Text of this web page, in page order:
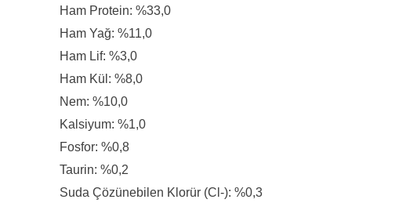
Ham Protein: %33,0
Ham Yağ: %11,0
Ham Lif: %3,0
Ham Kül: %8,0
Nem: %10,0
Kalsiyum: %1,0
Fosfor: %0,8
Taurin: %0,2
Suda Çözünebilen Klorür (Cl-): %0,3